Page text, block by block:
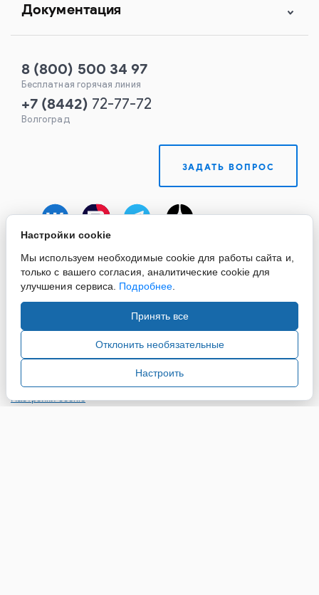
Документация
8 (800) 500 34 97
Бесплатная горячая линия
+7 (8442) 72-77-72
Волгоград
ЗАДАТЬ ВОПРОС
информации и материалов сайта, ссылка на источник
обязательна.
Настройки cookie
Настройки cookie
Мы используем необходимые cookie для работы сайта и,
только с вашего согласия, аналитические cookie для
улучшения сервиса. Подробнее.
Принять все
Отклонить необязательные
Настроить